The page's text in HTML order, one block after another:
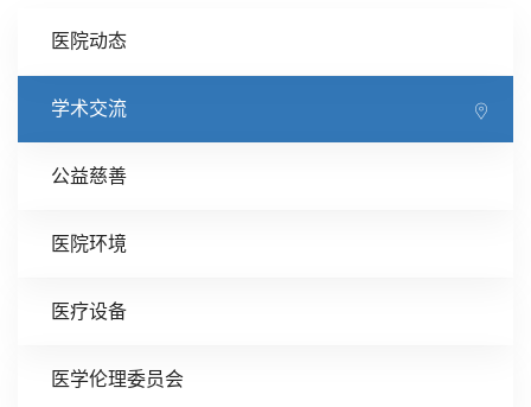
医院动态
学术交流
公益慈善
医院环境
医疗设备
医学伦理委员会